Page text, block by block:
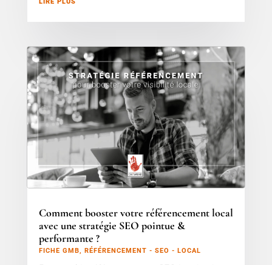
LIRE PLUS
Comment booster votre référencement local
avec une stratégie SEO pointue &
performante ?
FICHE GMB RÉFÉRENCEMENT - SEO - LOCAL